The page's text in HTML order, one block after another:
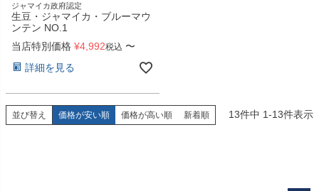
ジャマイカ政府認定
生豆・ジャマイカ・ブルーマウ
ンテン NO.1
当店特別価格 ¥4,992税込 〜
詳細を見る
並び替え 価格が安い順 価格が高い順 新着順 13件中 1-13件表示